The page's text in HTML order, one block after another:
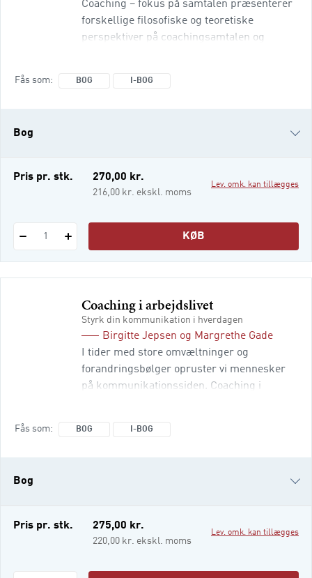
Coaching – fokus på samtalen præsenterer
forskellige filosofiske og teoretiske
perspektiver på coachingsamtalen og
og for
Fås som BOG I-BOG
Bog
i-bog
Pris pr. stk. 270,00 kr.
216,00 kr. ekskl. moms
Lev. omk. kan tillægges
1 KØB
Coaching i arbejdslivet
Styrk din kommunikation i hverdagen
Birgitte Jepsen og Margrethe Gade
I tider med store omvæltninger og
forandringsbølger opruster vi mennesker
på kommunikationssiden. Coaching i
styrker det menneskel
Fås som BOG I-BOG
Bog
i-bog
Pris pr. stk. 275,00 kr.
220,00 kr. ekskl. moms
Lev. omk. kan tillægges